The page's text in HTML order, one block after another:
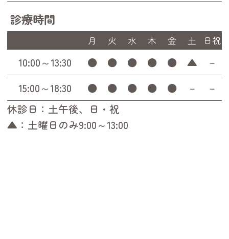
診療時間
月 火 水 木 金 土 日祝
10:00～13:30 ● ● ● ● ● ▲
－
15:00～18:30
● ● ● ● ● －
－
休診日：土午後、日・祝
▲：土曜日のみ9:00～13:00